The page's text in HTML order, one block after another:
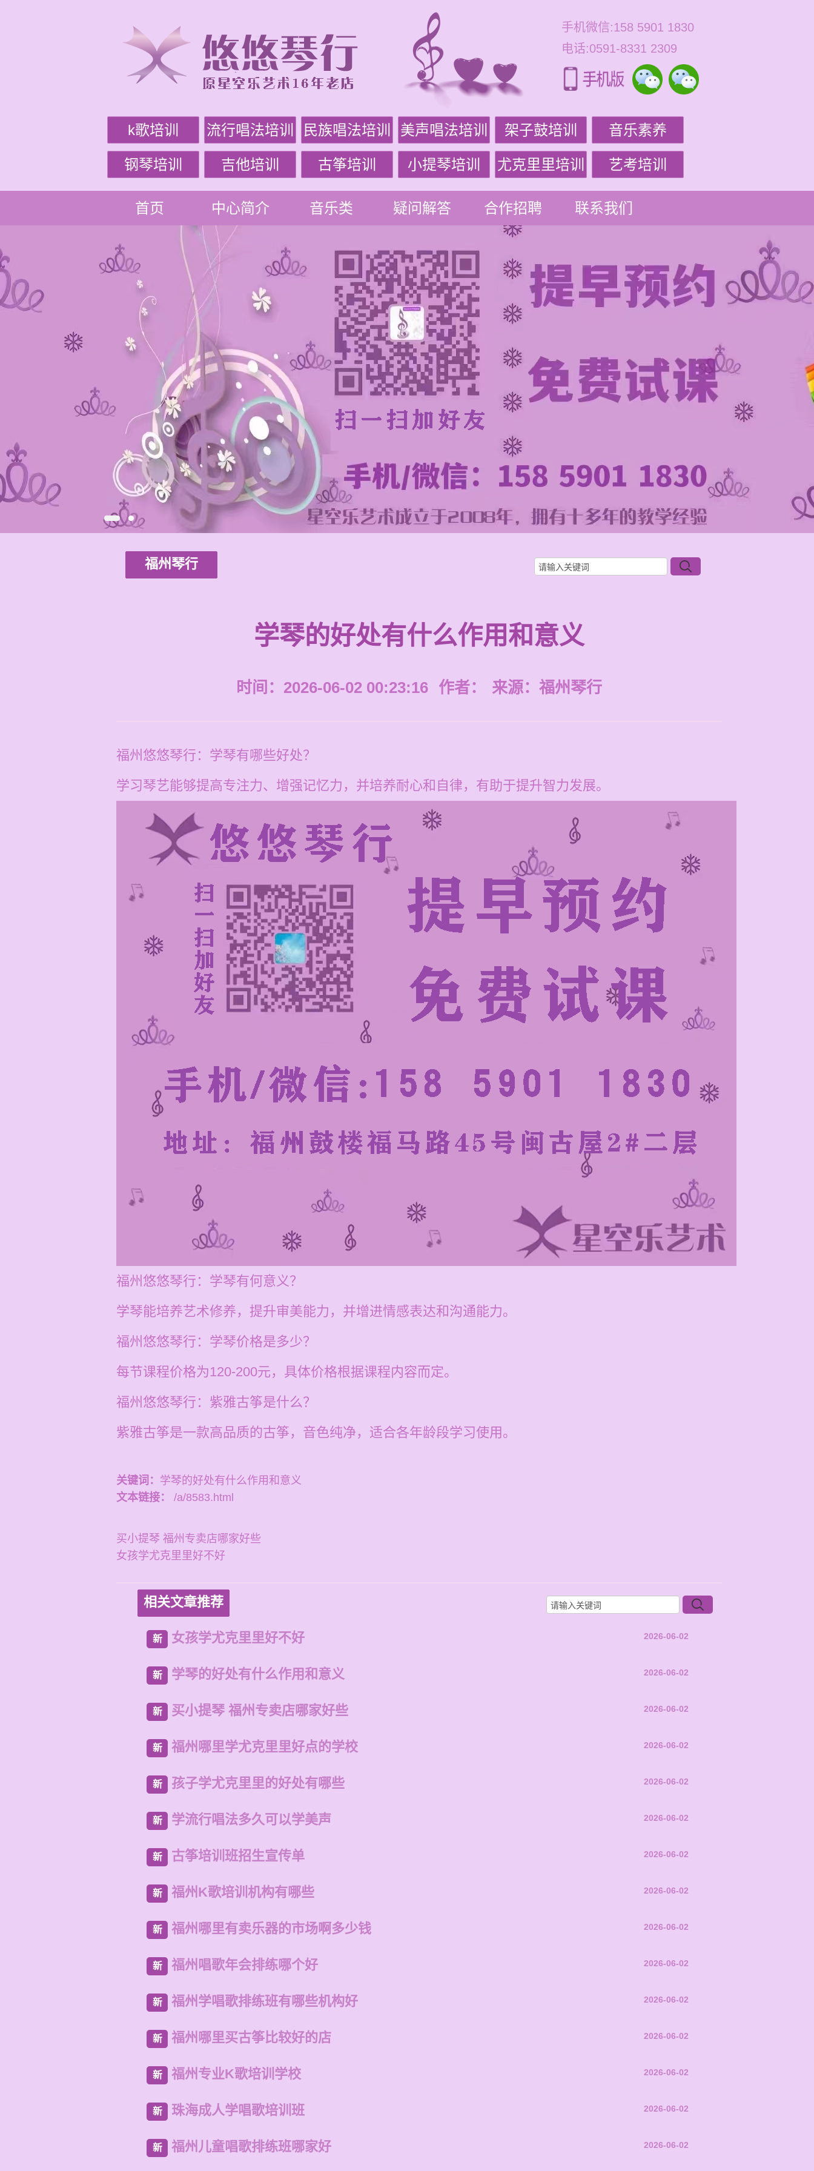
手机微信:158 5901 1830
电话:0591-8331 2309
k歌培训 流行唱法培训 民族唱法培训 美声唱法培训 架子鼓培训 音乐素养
钢琴培训 吉他培训 古筝培训 小提琴培训 尤克里里培训 艺考培训
首页 中心简介 音乐类 疑问解答 合作招聘 联系我们
福州琴行
学琴的好处有什么作用和意义
时间：2026-06-02 00:23:16 作者： 来源： 福州琴行
福州悠悠琴行：学琴有哪些好处？
学习琴艺能够提高专注力、增强记忆力，并培养耐心和自律，有助于提升智力发展。
福州悠悠琴行：学琴有何意义？
学琴能培养艺术修养，提升审美能力，并增进情感表达和沟通能力。
福州悠悠琴行：学琴价格是多少？
每节课程价格为120-200元，具体价格根据课程内容而定。
福州悠悠琴行：紫雅古筝是什么？
紫雅古筝是一款高品质的古筝，音色纯净，适合各年龄段学习使用。
关键词： 学琴的好处有什么作用和意义
文本链接：
/a/8583.html
买小提琴 福州专卖店哪家好些
女孩学尤克里里好不好
相关文章推荐
新 女孩学尤克里里好不好 2026-06-02
新 学琴的好处有什么作用和意义 2026-06-02
新 买小提琴 福州专卖店哪家好些 2026-06-02
新 福州哪里学尤克里里好点的学校 2026-06-02
新 孩子学尤克里里的好处有哪些 2026-06-02
新 学流行唱法多久可以学美声 2026-06-02
新 古筝培训班招生宣传单 2026-06-02
新 福州K歌培训机构有哪些 2026-06-02
新 福州哪里有卖乐器的市场啊多少钱 2026-06-02
新 福州唱歌年会排练哪个好 2026-06-02
新 福州学唱歌排练班有哪些机构好 2026-06-02
新 福州哪里买古筝比较好的店 2026-06-02
新 福州专业K歌培训学校 2026-06-02
新 珠海成人学唱歌培训班 2026-06-02
新 福州儿童唱歌排练班哪家好 2026-06-02